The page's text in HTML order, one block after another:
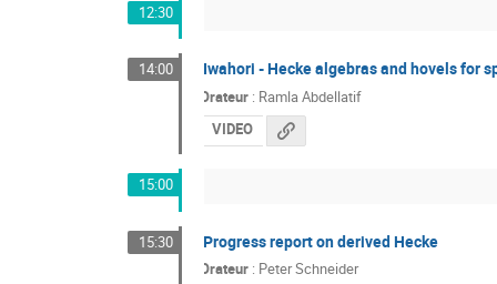
12:30
14:00 Iwahori - Hecke algebras and hovels for
Orateur : Ramla Abdellatif
VIDEO
15:00
15:30 Progress report on derived Hecke
Orateur : Peter Schneider